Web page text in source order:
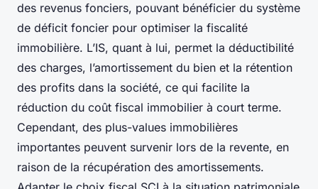
des revenus fonciers, pouvant bénéficier du système
de déficit foncier pour optimiser la fiscalité
immobilière. L’IS, quant à lui, permet la déductibilité
des charges, l’amortissement du bien et la rétention
des profits dans la société, ce qui facilite la
réduction du coût fiscal immobilier à court terme.
Cependant, des plus-values immobilières
importantes peuvent survenir lors de la revente, en
raison de la récupération des amortissements.